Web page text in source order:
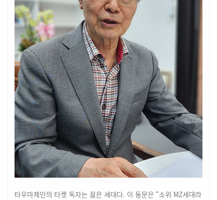
타우마제인의 타켓 독자는 젊은 세대다. 이 동문은 “소위 MZ세대라